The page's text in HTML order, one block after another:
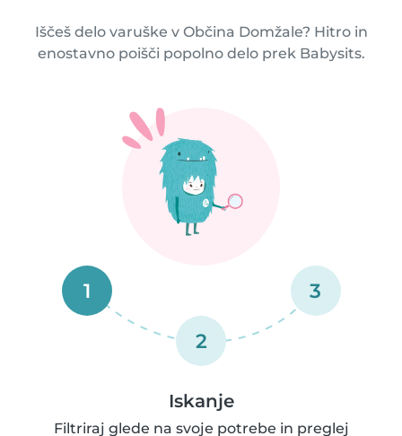
Iščeš delo varuške v Občina Domžale? Hitro in
enostavno poišči popolno delo prek Babysits.
1
2
3
Iskanje
Filtriraj glede na svoje potrebe in preglej